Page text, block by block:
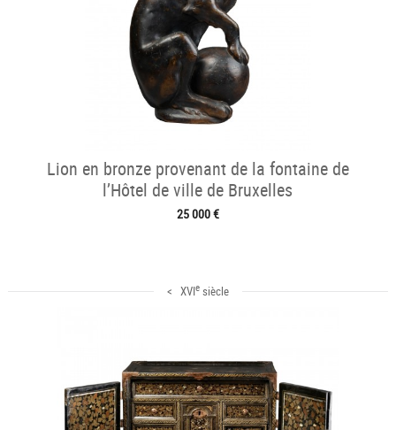
Lion en bronze provenant de la fontaine de
l’Hôtel de ville de Bruxelles
25 000 €
< XVIesiècle